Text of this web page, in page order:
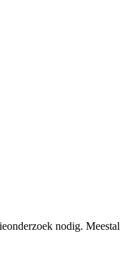
nodig. Meestal